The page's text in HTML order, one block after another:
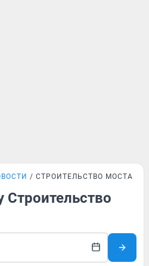
СТРОИТЕЛЬСТВО МОСТА
Строительство